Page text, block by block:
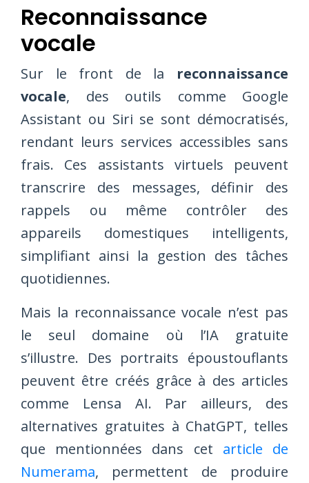
Reconnaissance
vocale
Sur le front de la reconnaissance
vocale, des outils comme Google
Assistant ou Siri se sont démocratisés,
rendant leurs services accessibles sans
frais. Ces assistants virtuels peuvent
transcrire des messages, définir des
rappels ou même contrôler des
appareils domestiques intelligents,
simplifiant ainsi la gestion des tâches
quotidiennes.
Mais la reconnaissance vocale n’est pas
le seul domaine où l’IA gratuite
s’illustre. Des portraits époustouflants
peuvent être créés grâce à des articles
comme Lensa AI. Par ailleurs, des
alternatives gratuites à ChatGPT, telles
que mentionnées dans cet article de
Numerama, permettent de produire